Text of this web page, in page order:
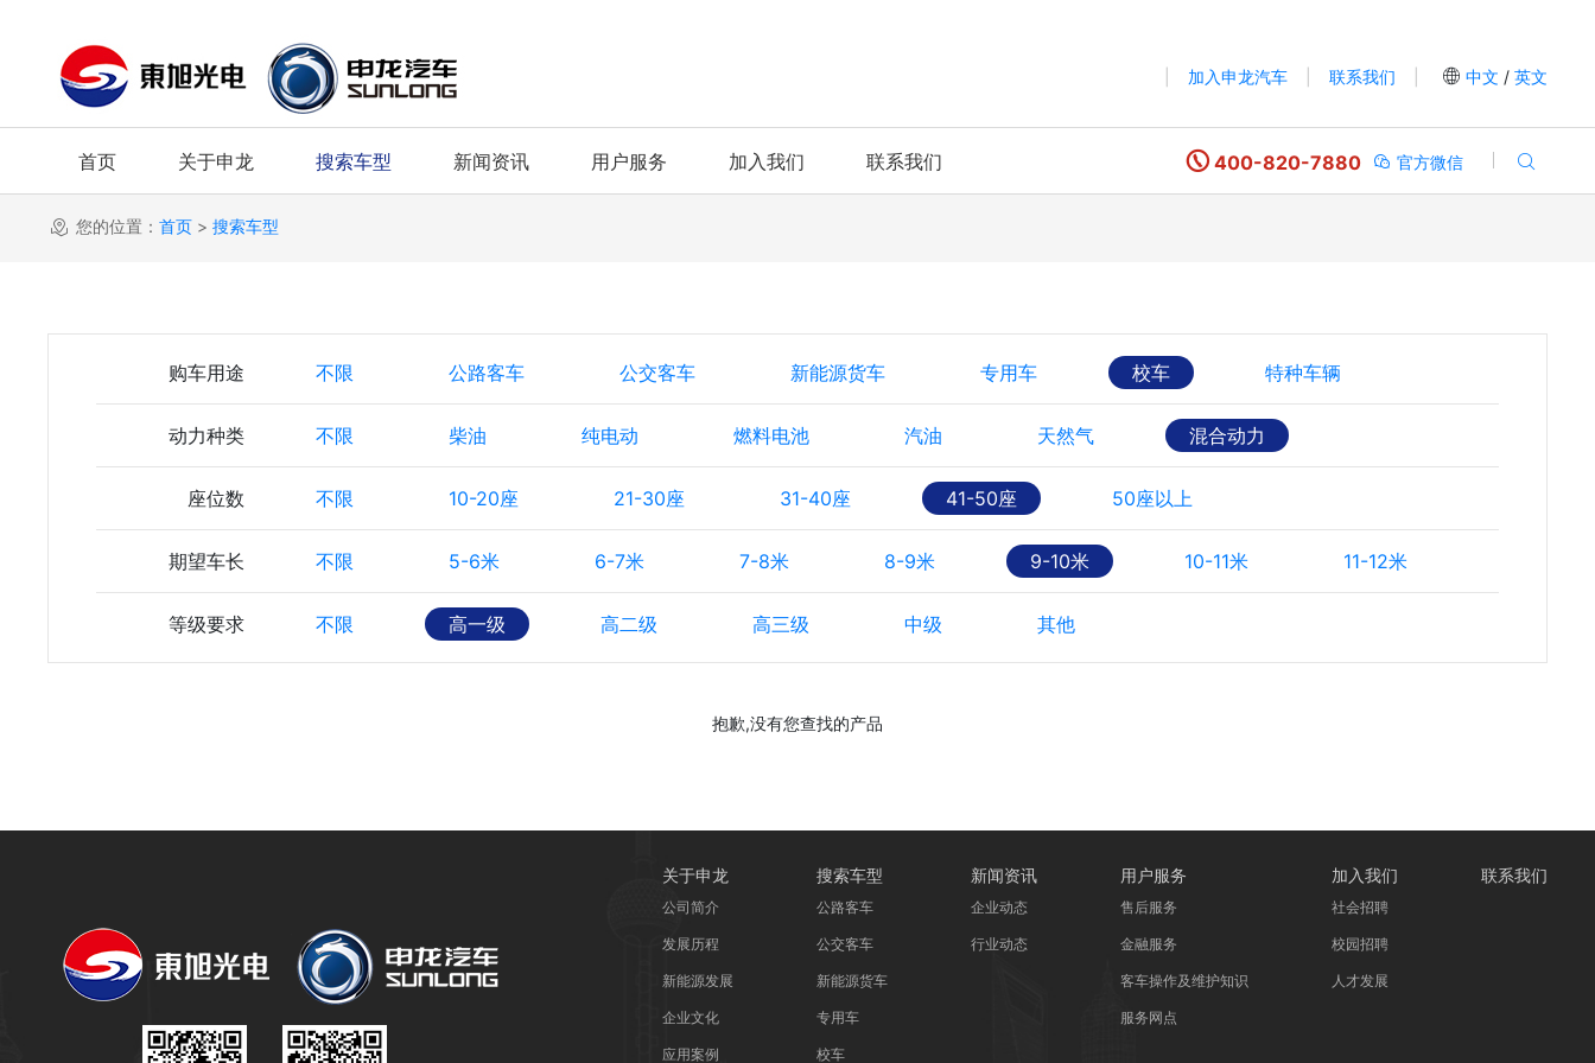
加入申龙汽车 联系我们 中文 / 英文
首页 关于申龙 搜索车型 新闻资讯 用户服务 加入我们 联系我们 400-820-7880 官方微信
您的位置： 首页 > 搜索车型
购车用途 不限 公路客车 公交客车 新能源货车 专用车 校车 特种车辆
动力种类 不限 柴油 纯电动 燃料电池 汽油 天然气 混合动力
座位数 不限 10-20座 21-30座 31-40座 41-50座 50座以上
期望车长 不限 5-6米 6-7米 7-8米 8-9米 9-10米 10-11米 11-12米
等级要求 不限 高一级 高二级 高三级 中级 其他
抱歉,没有您查找的产品
关于申龙
公司简介
发展历程
新能源发展
企业文化
应用案例
搜索车型
公路客车
公交客车
新能源货车
专用车
校车
新闻资讯
企业动态
行业动态
用户服务
售后服务
金融服务
客车操作及维护知识
服务网点
加入我们
社会招聘
校园招聘
人才发展
联系我们